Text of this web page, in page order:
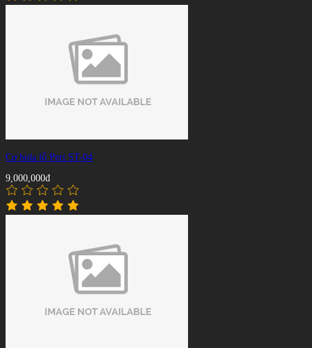
Cơ bida lỗ Peri ST-04
9,000,000đ